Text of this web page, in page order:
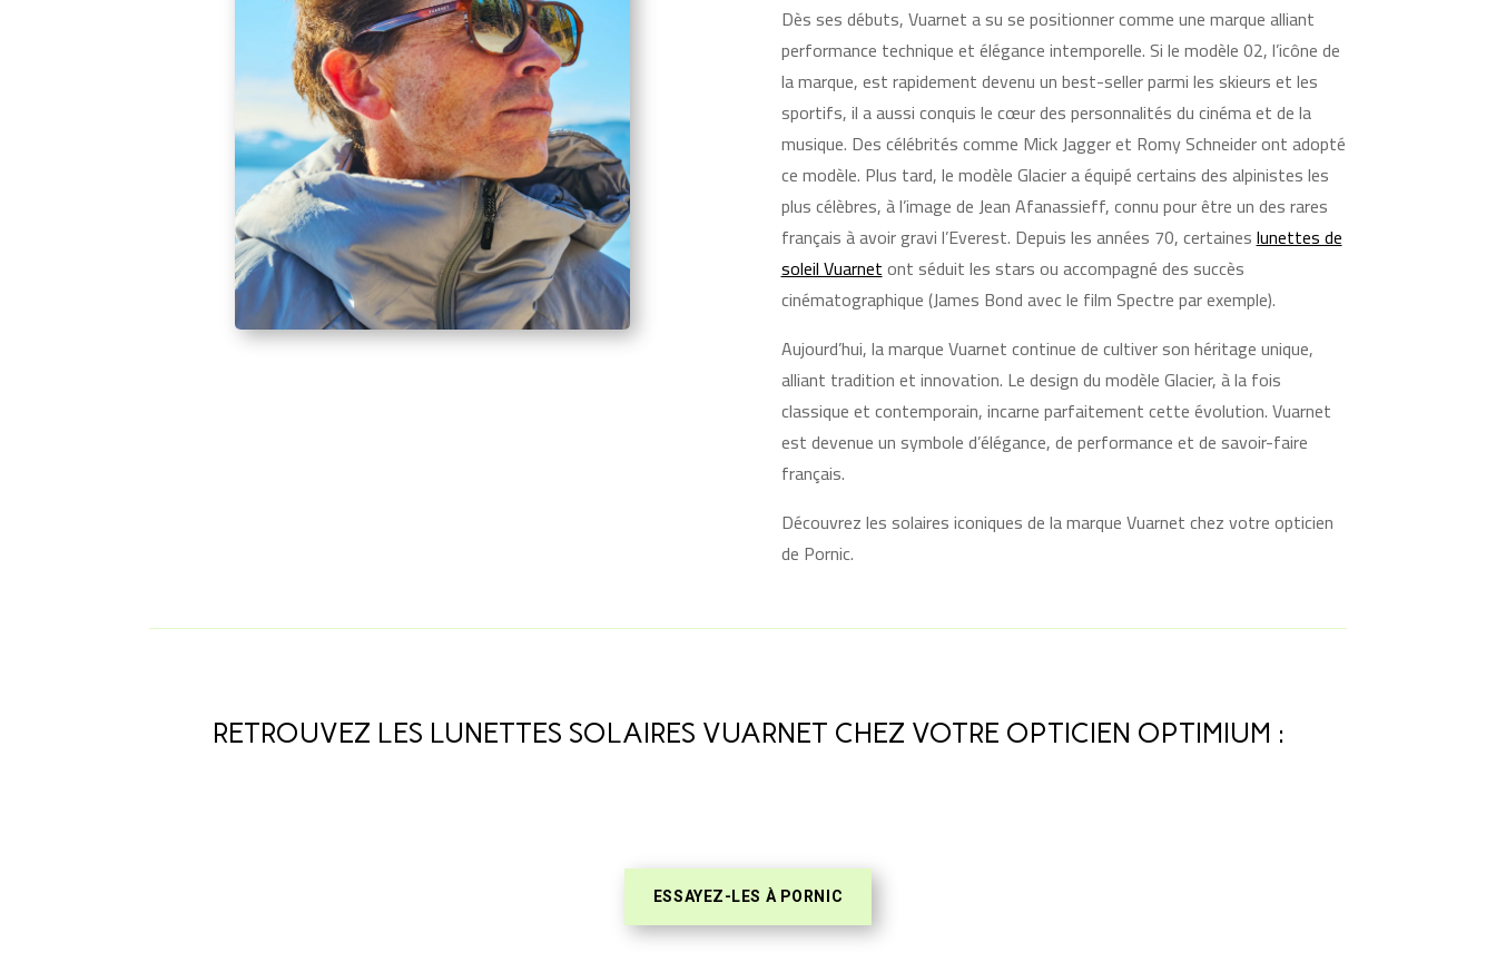
Dès ses débuts, Vuarnet a su se positionner comme une marque alliant
performance technique et élégance intemporelle. Si le modèle 02, l’icône de
la marque, est rapidement devenu un best-seller parmi les skieurs et les
sportifs, il a aussi conquis le cœur des personnalités du cinéma et de la
musique. Des célébrités comme Mick Jagger et Romy Schneider ont adopté
ce modèle. Plus tard, le modèle Glacier a équipé certains des alpinistes les
plus célèbres, à l’image de Jean Afanassieff, connu pour être un des rares
français à avoir gravi l’Everest. Depuis les années 70, certaineslunettes de
soleil Vuarnetont séduit les stars ou accompagné des succès
cinématographique (James Bond avec le film Spectre par exemple).
Aujourd’hui, la marque Vuarnet continue de cultiver son héritage unique,
alliant tradition et innovation. Le design du modèle Glacier, à la fois
classique et contemporain, incarne parfaitement cette évolution. Vuarnet
est devenue un symbole d’élégance, de performance et de savoir-faire
français.
Découvrez les solaires iconiques de la marque Vuarnet chez votre opticien
de Pornic.
RETROUVEZ LES LUNETTES SOLAIRES VUARNET CHEZ VOTRE OPTICIEN OPTIMIUM :
ESSAYEZ-LES À PORNIC